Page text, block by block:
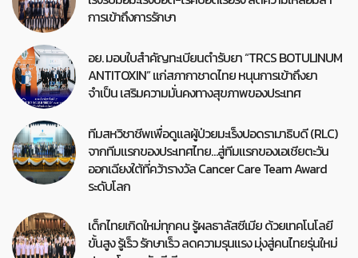
การเข้าถึงการรักษา
อย. มอบใบสำคัญทะเบียนตำรับยา “TRCS BOTULINUM
ANTITOXIN” แก่สภากาชาดไทย หนุนการเข้าถึงยา
จำเป็น เสริมความมั่นคงทางสุขภาพของประเทศ
ทีมสหวิชาชีพเพื่อดูแลผู้ป่วยมะเร็งปอดรามาธิบดี (RLC)
จากทีมแรกของประเทศไทย…สู่ทีมแรกของเอเชียตะวัน
ออกเฉียงใต้ที่คว้ารางวัล Cancer Care Team Award
ระดับโลก
เด็กไทยเกิดใหม่ทุกคน รู้ผลธาลัสซีเมีย ด้วยเทคโนโลยี
ขั้นสูง รู้เร็ว รักษาเร็ว ลดความรุนแรง มุ่งสู่คนไทยรุ่นใหม่